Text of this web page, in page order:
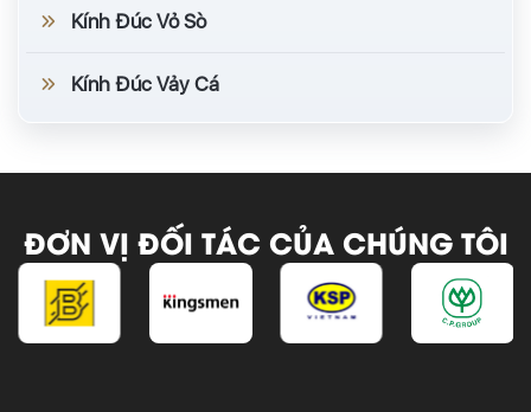
Kính Đúc Vỏ Sò
Kính Đúc Vảy Cá
ĐƠN VỊ ĐỐI TÁC CỦA CHÚNG TÔI